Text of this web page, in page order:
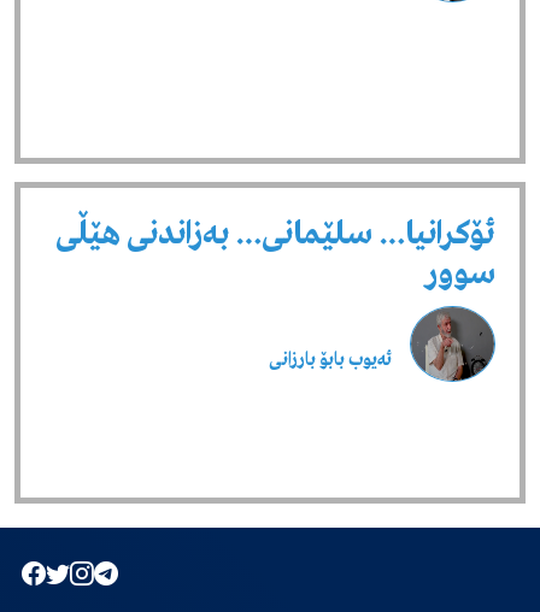
ئۆکرانیا… سلێمانی… بەزاندنی هێڵی
سوور
ئەیوب بابۆ بارزانی